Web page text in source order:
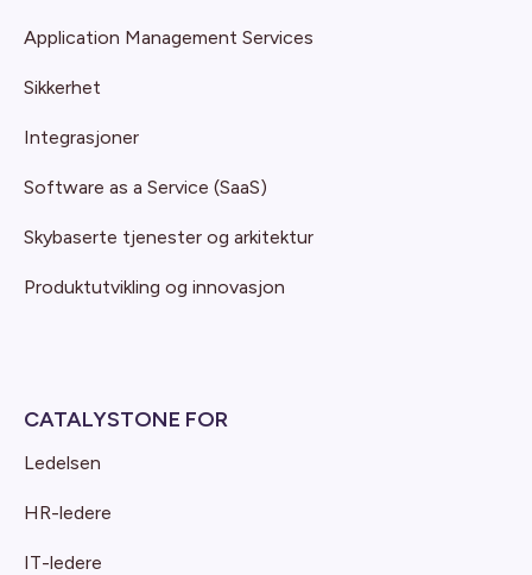
Application Management Services
Sikkerhet
Integrasjoner
Software as a Service (SaaS)
Skybaserte tjenester og arkitektur
Produktutvikling og innovasjon
CATALYSTONE FOR
Ledelsen
HR-ledere
IT-ledere